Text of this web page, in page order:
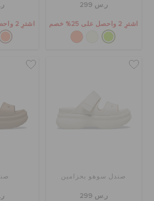
حالة الطلبية
الطلبيات المرتجعة
خدمة العملاء
ر.س 299
اشترِ 2 واحصل على 25% خصم اشترِ 2 واحصل على 25% خصم
صندل سوهو بحزامين
ر.س 299